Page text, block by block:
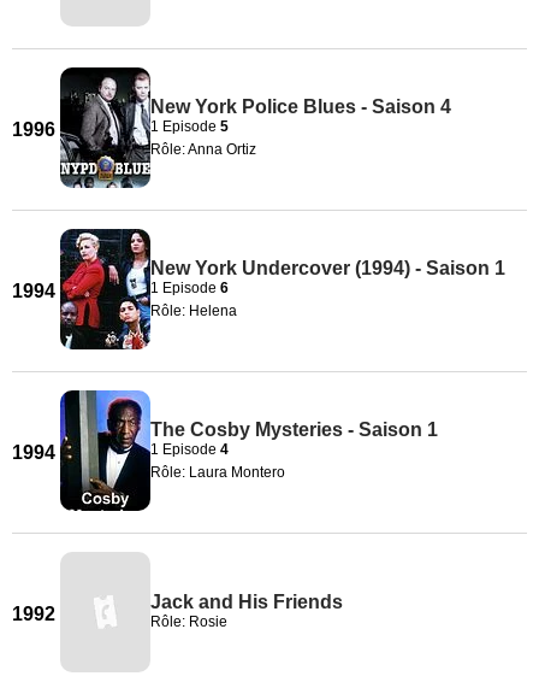
1996
New York Police Blues - Saison 4
1 Episode 5
Rôle: Anna Ortiz
1994
New York Undercover (1994) - Saison 1
1 Episode 6
Rôle: Helena
1994
The Cosby Mysteries - Saison 1
1 Episode 4
Rôle: Laura Montero
1992
Jack and His Friends
Rôle: Rosie